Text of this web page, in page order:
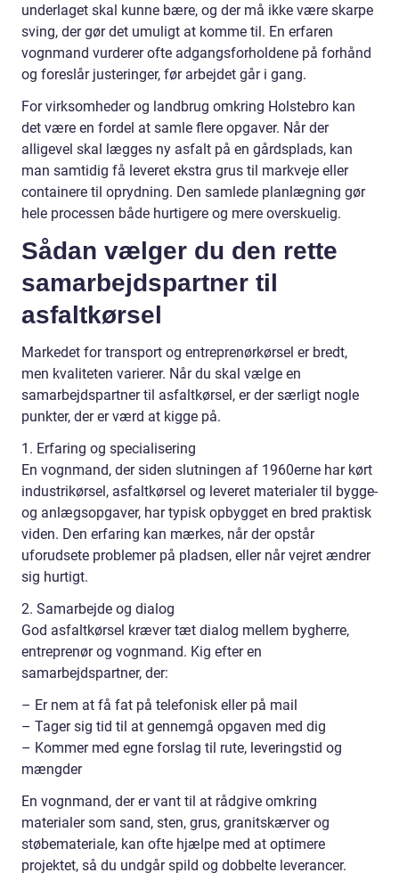
underlaget skal kunne bære, og der må ikke være skarpe
sving, der gør det umuligt at komme til. En erfaren
vognmand vurderer ofte adgangsforholdene på forhånd
og foreslår justeringer, før arbejdet går i gang.
For virksomheder og landbrug omkring Holstebro kan
det være en fordel at samle flere opgaver. Når der
alligevel skal lægges ny asfalt på en gårdsplads, kan
man samtidig få leveret ekstra grus til markveje eller
containere til oprydning. Den samlede planlægning gør
hele processen både hurtigere og mere overskuelig.
Sådan vælger du den rette
samarbejdspartner til
asfaltkørsel
Markedet for transport og entreprenørkørsel er bredt,
men kvaliteten varierer. Når du skal vælge en
samarbejdspartner til asfaltkørsel, er der særligt nogle
punkter, der er værd at kigge på.
1. Erfaring og specialisering
En vognmand, der siden slutningen af 1960erne har kørt
industrikørsel, asfaltkørsel og leveret materialer til bygge-
og anlægsopgaver, har typisk opbygget en bred praktisk
viden. Den erfaring kan mærkes, når der opstår
uforudsete problemer på pladsen, eller når vejret ændrer
sig hurtigt.
2. Samarbejde og dialog
God asfaltkørsel kræver tæt dialog mellem bygherre,
entreprenør og vognmand. Kig efter en
samarbejdspartner, der:
– Er nem at få fat på telefonisk eller på mail
– Tager sig tid til at gennemgå opgaven med dig
– Kommer med egne forslag til rute, leveringstid og
mængder
En vognmand, der er vant til at rådgive omkring
materialer som sand, sten, grus, granitskærver og
støbemateriale, kan ofte hjælpe med at optimere
projektet, så du undgår spild og dobbelte leverancer.